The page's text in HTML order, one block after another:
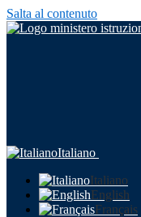
Salta al contenuto
Italiano
Italiano
English
Français